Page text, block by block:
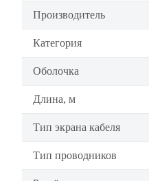
Производитель
Категория
Оболочка
Длина, м
Тип экрана кабеля
Тип проводников